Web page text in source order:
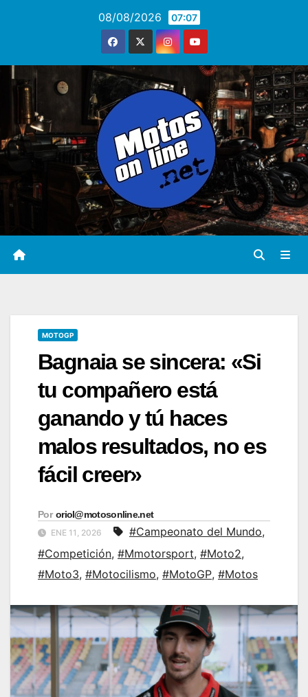
08/08/2026 07:07
MOTOGP
Bagnaia se sincera: «Si
tu compañero está
ganando y tú haces
malos resultados, no es
fácil creer»
Por oriol@motosonline.net
ENE 11, 2026 #Campeonato del Mundo,
#Competición, #Mmotorsport, #Moto2,
#Moto3, #Motocilismo, #MotoGP, #Motos